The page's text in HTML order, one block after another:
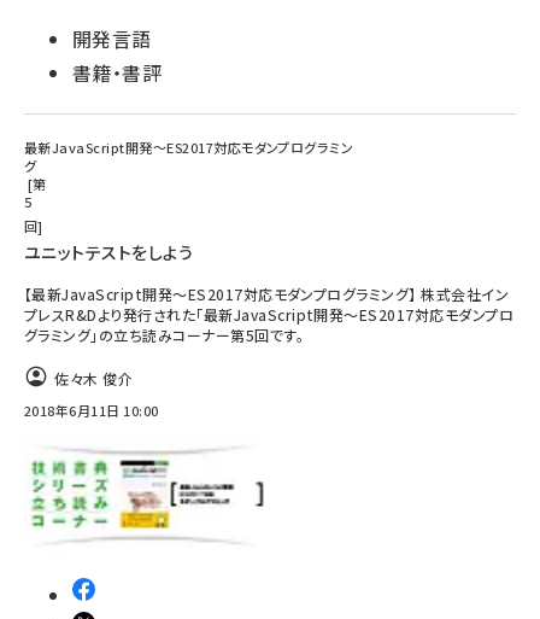
開発言語
書籍・書評
最新JavaScript開発～ES2017対応モダンプログラミン
グ
第
5
回
ユニットテストをしよう
【最新JavaScript開発～ES2017対応モダンプログラミング】 株式会社イン
プレスR&Dより発行された「最新JavaScript開発～ES2017対応モダンプロ
グラミング」の立ち読みコーナー第5回です。
佐々木 俊介
2018年6月11日 10:00